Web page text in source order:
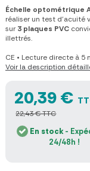
Échelle optométrique
réaliser un test d’acuité
sur 3 plaques PVC
illettrés.
CE • Lecture directe à 5
Voir la description
20,39 €
22,43 € TTC
En stock-
24/48h !